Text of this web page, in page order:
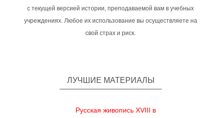
с текущей версией истории, преподаваемой вам в учебных
учреждениях. Любое их использование вы осуществляете на
свой страх и риск.
ЛУЧШИЕ МАТЕРИАЛЫ
Русская живопись XVIII в